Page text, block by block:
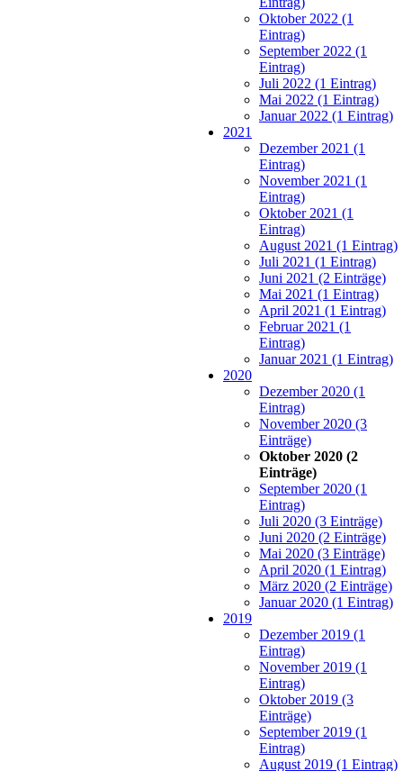
Oktober 2022 (1
Eintrag)
September 2022 (1
Eintrag)
Juli 2022 (1 Eintrag)
Mai 2022 (1 Eintrag)
Januar 2022 (1 Eintrag)
2021
Dezember 2021 (1
Eintrag)
November 2021 (1
Eintrag)
Oktober 2021 (1
Eintrag)
August 2021 (1 Eintrag)
Juli 2021 (1 Eintrag)
Juni 2021 (2 Einträge)
Mai 2021 (1 Eintrag)
April 2021 (1 Eintrag)
Februar 2021 (1
Eintrag)
Januar 2021 (1 Eintrag)
2020
Dezember 2020 (1
Eintrag)
November 2020 (3
Einträge)
Oktober 2020 (2
Einträge)
September 2020 (1
Eintrag)
Juli 2020 (3 Einträge)
Juni 2020 (2 Einträge)
Mai 2020 (3 Einträge)
April 2020 (1 Eintrag)
März 2020 (2 Einträge)
Januar 2020 (1 Eintrag)
2019
Dezember 2019 (1
Eintrag)
November 2019 (1
Eintrag)
Oktober 2019 (3
Einträge)
September 2019 (1
Eintrag)
August 2019 (1 Eintrag)